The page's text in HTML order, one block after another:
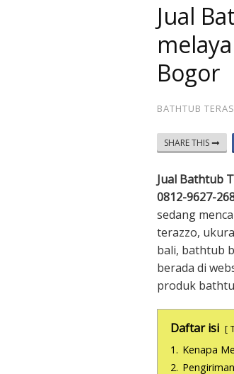
Jual
Bogor
BATHTUB
SHARE THIS
Jual Bathtub
0812-9627-
sedang
terazzo,
bali, bathtub
berada di
produk
Daftar isi
1. Kenapa
2.